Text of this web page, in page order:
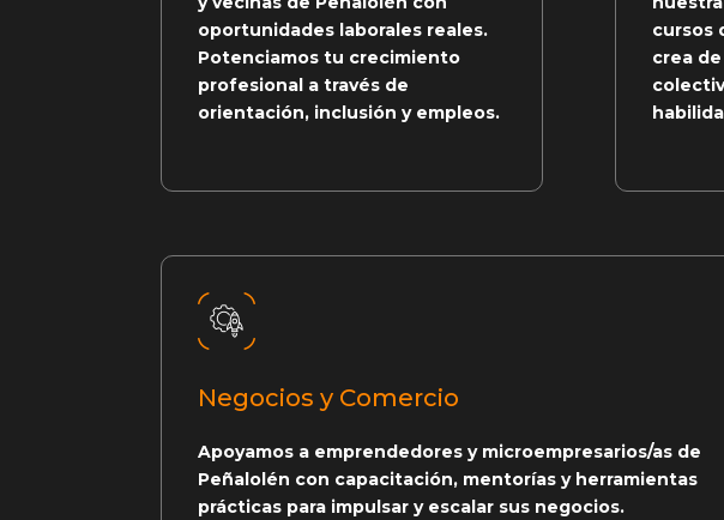
oportunidades laborales reales.
Potenciamos tu crecimiento
profesional a través de
orientación, inclusión y empleos.
cursos
crea
Negocios y Comercio
Apoyamos a emprendedores y microempresarios/as de
Peñalolén con capacitación, mentorías y herramientas
prácticas para impulsar y escalar sus negocios.